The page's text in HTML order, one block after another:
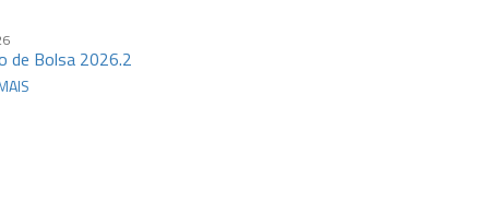
de Bolsa 2026.2